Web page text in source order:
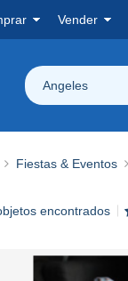
Vender
Angeles
Fiestas & Eventos
encontrados